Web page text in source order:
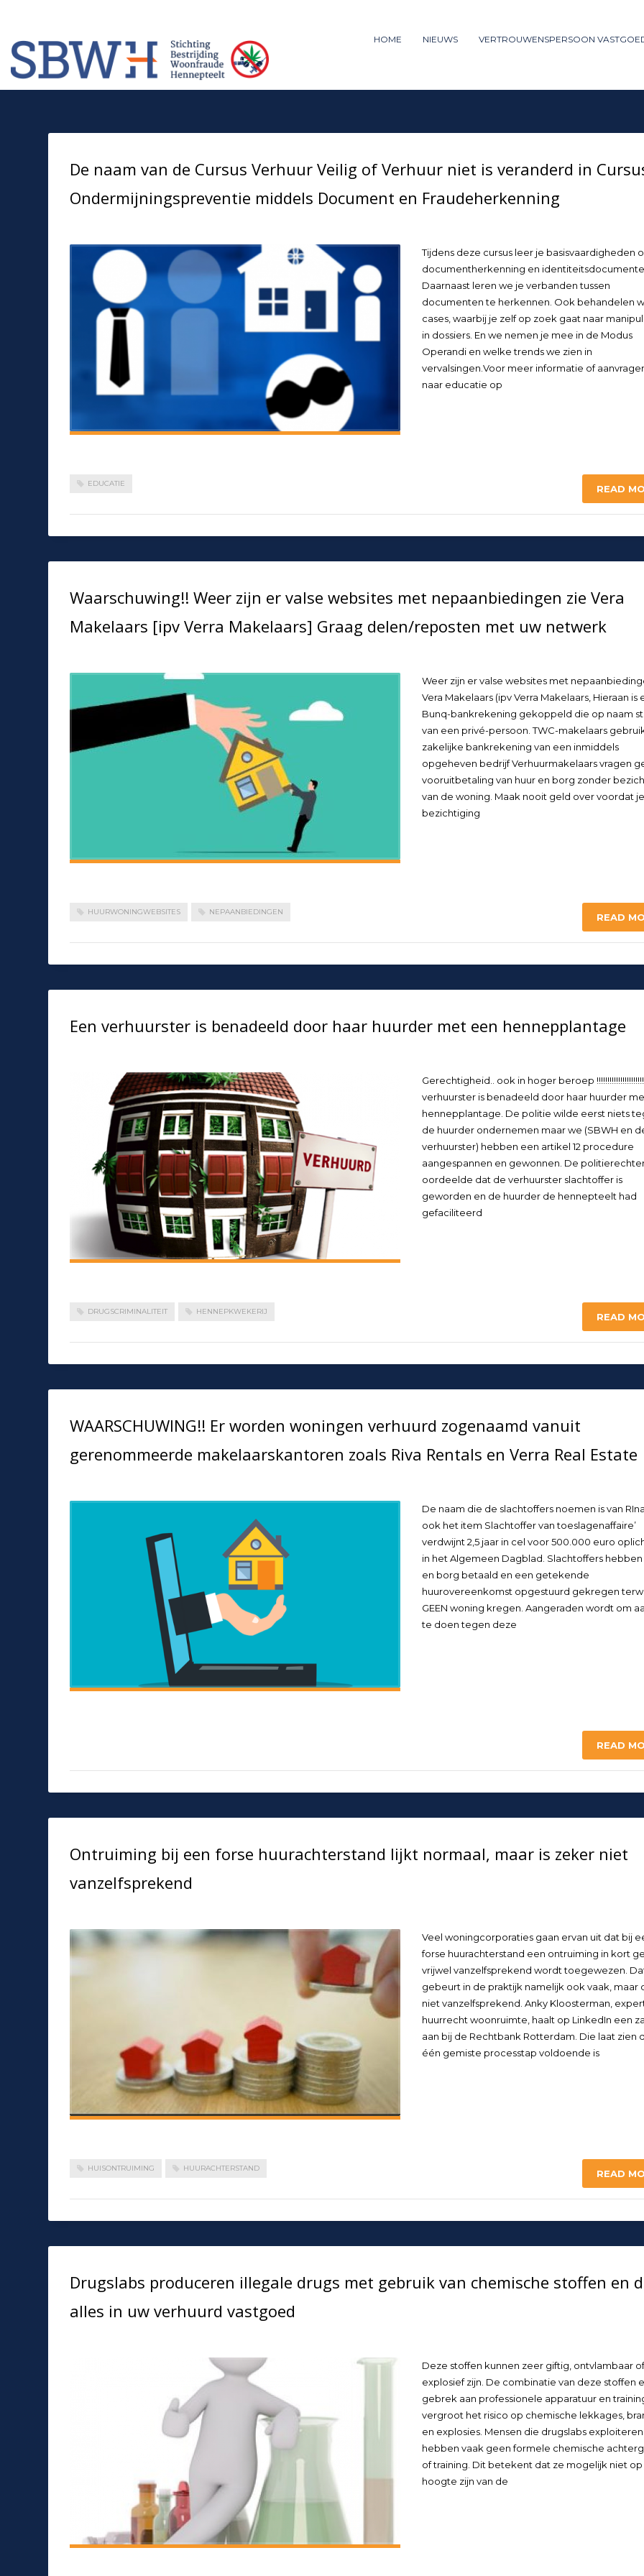
1 Login or create new account.
If you still have problems, please let us know, by sending an email to support@website.com . Thank you!
HOME NIEUWS VERTROUWENSPERSOON
De naam van de Cursus Verhuur Veilig of Verhuur niet is veranderd in
Ondermijningspreventie middels Document en Fraudeherkenning
Tijdens deze cursus leer je basisvaardigheden
documentherkenning en
Daarnaast leren we je verbanden tussen
documenten te herkennen. Ook behandelen
cases, waarbij je zelf op zoek gaat naar
in dossiers. En we nemen je mee in de Modus
Operandi en welke trends we zien in
vervalsingen.Voor meer informatie of
naar educatie op
EDUCATIE READ
Waarschuwing!! Weer zijn er valse websites met nepaanbiedingen zie Vera
Makelaars [ipv Verra Makelaars] Graag delen/reposten met uw netwerk
Weer zijn er valse websites met
Vera Makelaars (ipv Verra Makelaars, Hieraan is
Bunq-bankrekening gekoppeld die op naam
van een privé-persoon. TWC-makelaars
zakelijke bankrekening van een inmiddels
opgeheven bedrijf Verhuurmakelaars vragen
vooruitbetaling van huur en borg zonder
van de woning. Maak nooit geld over voordat
bezichtiging
HUURWONINGWEBSITES NEPAANBIEDINGEN READ
Een verhuurster is benadeeld door haar huurder met een hennepplantage
Gerechtigheid.. ook in hoger beroep
verhuurster is benadeeld door haar huurder
hennepplantage. De politie wilde eerst niets
de huurder ondernemen maar we (SBWH en
verhuurster) hebben een artikel 12 procedure
aangespannen en gewonnen. De
oordeelde dat de verhuurster slachtoffer is
geworden en de huurder de hennepteelt had
gefaciliteerd
DRUGSCRIMINALITEIT HENNEPKWEKERIJ READ
WAARSCHUWING!! Er worden woningen verhuurd zogenaamd vanuit
gerenommeerde makelaarskantoren zoals Riva Rentals en Verra Real Estate
De naam die de slachtoffers noemen is van
ook het item Slachtoffer van toeslagenaffaire’
verdwijnt 2,5 jaar in cel voor 500.000 euro
in het Algemeen Dagblad. Slachtoffers hebben
en borg betaald en een getekende
huurovereenkomst opgestuurd gekregen
GEEN woning kregen. Aangeraden wordt om
te doen tegen deze
READ
Ontruiming bij een forse huurachterstand lijkt normaal, maar is zeker niet
vanzelfsprekend
Veel woningcorporaties gaan ervan uit dat bij
forse huurachterstand een ontruiming in kort
vrijwel vanzelfsprekend wordt toegewezen.
gebeurt in de praktijk namelijk ook vaak, maar
niet vanzelfsprekend. Anky Kloosterman,
huurrecht woonruimte, haalt op LinkedIn een
aan bij de Rechtbank Rotterdam. Die laat zien
één gemiste processtap voldoende is
HUISONTRUIMING HUURACHTERSTAND READ
Drugslabs produceren illegale drugs met gebruik van chemische stoffen en
alles in uw verhuurd vastgoed
Deze stoffen kunnen zeer giftig, ontvlambaar of
explosief zijn. De combinatie van deze stoffen
gebrek aan professionele apparatuur en
vergroot het risico op chemische lekkages,
en explosies. Mensen die drugslabs exploiteren
hebben vaak geen formele chemische
of training. Dit betekent dat ze mogelijk niet
hoogte zijn van de